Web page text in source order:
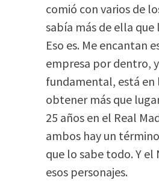
comió con varios de
sabía más de ella
Eso es. Me encantan
empresa por dentro,
fundamental, está en
obtener más que
25 años en el Real
ambos hay un
que lo sabe todo. Y
esos personajes.